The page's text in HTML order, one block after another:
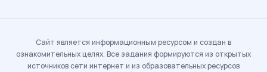
Сайт является информационным ресурсом и создан в
ознакомительных целях. Все задания формируются из открытых
источников сети интернет и из образовательных ресурсов